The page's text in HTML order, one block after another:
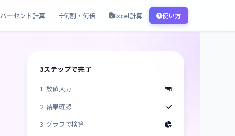
パーセント計算 何割・何倍 Excel計算 使い方
3ステップで完了
1. 数値入力
2. 結果確認
3. グラフで検算